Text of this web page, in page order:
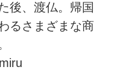
後、渡仏。帰国
るさまざまな商